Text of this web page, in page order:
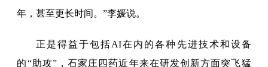
年，甚至更长时间。”李媛说。
正是得益于包括AI在内的各种先进技术和设备
的“助攻”，石家庄四药近年来在研发创新方面突飞猛